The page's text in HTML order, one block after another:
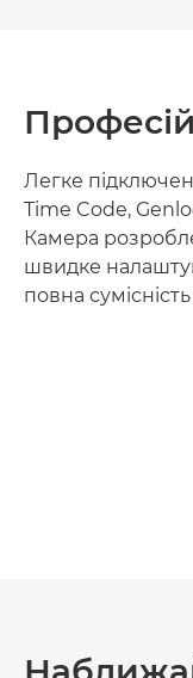
Легке
Time Code,
Камера
швидке
повна